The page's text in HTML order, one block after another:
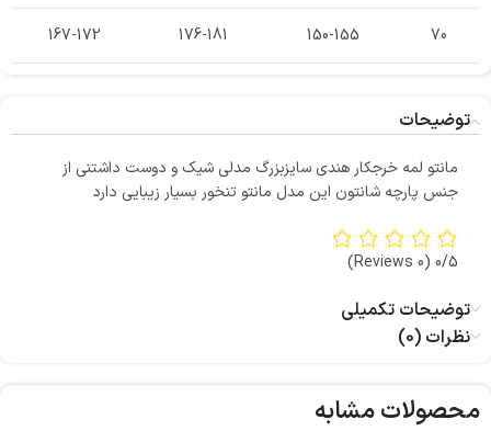
70
150-155
176-181
167-172
توضیحات
مانتو لمه خرجکار هندی سایزبزرگ مدلی شیک و دوست داشتنی از
جنس پارچه شانتون این مدل مانتو تنخور بسیار زیبایی دارد
0/5
(0 Reviews)
توضیحات تکمیلی
نظرات (0)
محصولات مشابه